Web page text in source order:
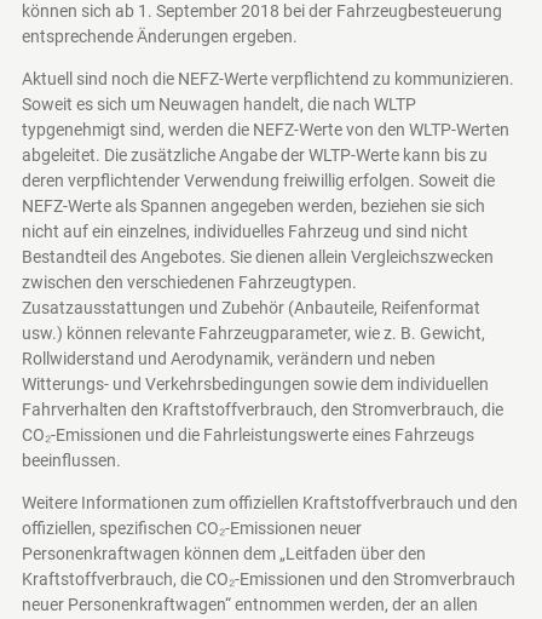
können sich ab 1. September 2018 bei der Fahrzeugbesteuerung
entsprechende Änderungen ergeben.
Aktuell sind noch die NEFZ-Werte verpflichtend zu kommunizieren.
Soweit es sich um Neuwagen handelt, die nach WLTP
typgenehmigt sind, werden die NEFZ-Werte von den WLTP-Werten
abgeleitet. Die zusätzliche Angabe der WLTP-Werte kann bis zu
deren verpflichtender Verwendung freiwillig erfolgen. Soweit die
NEFZ-Werte als Spannen angegeben werden, beziehen sie sich
nicht auf ein einzelnes, individuelles Fahrzeug und sind nicht
Bestandteil des Angebotes. Sie dienen allein Vergleichszwecken
zwischen den verschiedenen Fahrzeugtypen.
Zusatzausstattungen und Zubehör (Anbauteile, Reifenformat
usw.) können relevante Fahrzeugparameter, wie z. B. Gewicht,
Rollwiderstand und Aerodynamik, verändern und neben
Witterungs- und Verkehrsbedingungen sowie dem individuellen
Fahrverhalten den Kraftstoffverbrauch, den Stromverbrauch, die
CO₂-Emissionen und die Fahrleistungswerte eines Fahrzeugs
beeinflussen.
Weitere Informationen zum offiziellen Kraftstoffverbrauch und den
offiziellen, spezifischen CO₂-Emissionen neuer
Personenkraftwagen können dem „Leitfaden über den
Kraftstoffverbrauch, die CO₂-Emissionen und den Stromverbrauch
neuer Personenkraftwagen“ entnommen werden, der an allen